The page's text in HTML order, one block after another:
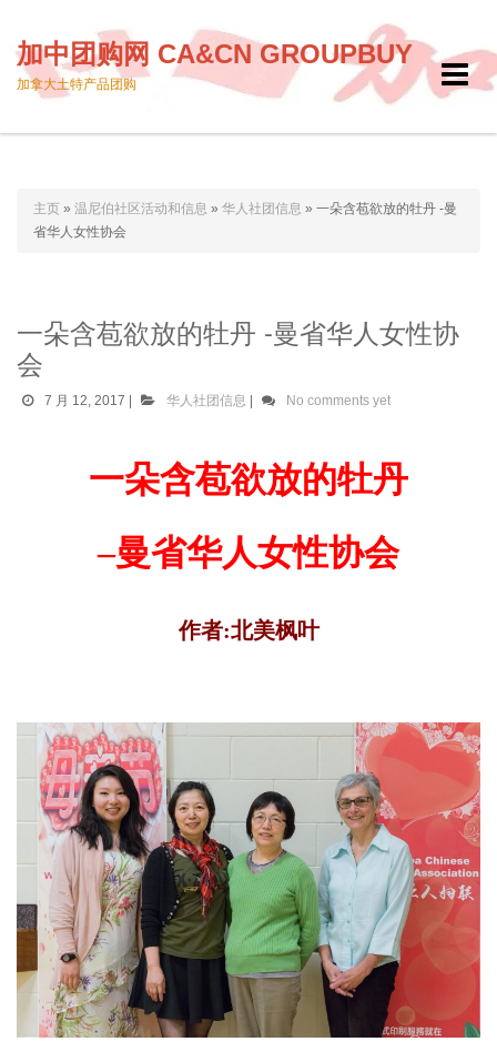
Toggle
加中团购网 CA&CN GROUPBUY
加拿大土特产品团购
主页 » 温尼伯社区活动和信息 » 华人社团信息 » 一朵含苞欲放的牡丹 -曼
省华人女性协会
一朵含苞欲放的牡丹 -曼省华人女性协
会
7 月 12, 2017 华人社团信息 No comments yet
一朵含苞欲放的牡丹
–曼省华人女性协会
作者:北美枫叶